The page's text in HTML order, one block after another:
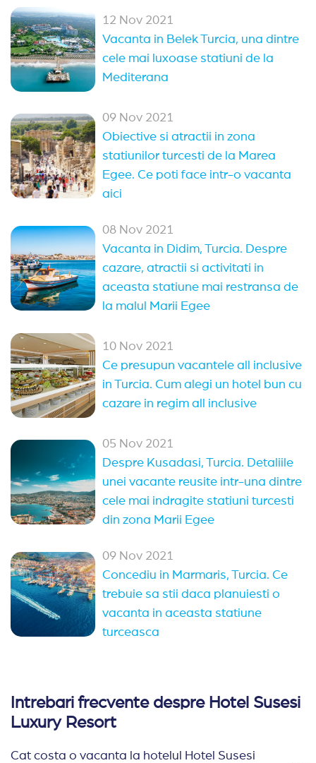
12 Nov 2021
Vacanta in Belek Turcia, una dintre
cele mai luxoase statiuni de la
Mediterana
09 Nov 2021
Obiective si atractii in zona
statiunilor turcesti de la Marea
Egee. Ce poti face intr-o vacanta
aici
08 Nov 2021
Vacanta in Didim, Turcia. Despre
cazare, atractii si activitati in
aceasta statiune mai restransa de
la malul Marii Egee
10 Nov 2021
Ce presupun vacantele all inclusive
in Turcia. Cum alegi un hotel bun cu
cazare in regim all inclusive
05 Nov 2021
Despre Kusadasi, Turcia. Detaliile
unei vacante reusite intr-una dintre
cele mai indragite statiuni turcesti
din zona Marii Egee
09 Nov 2021
Concediu in Marmaris, Turcia. Ce
trebuie sa stii daca planuiesti o
vacanta in aceasta statiune
turceasca
Intrebari frecvente despre Hotel Susesi
Luxury Resort
Cat costa o vacanta la hotelul Hotel Susesi